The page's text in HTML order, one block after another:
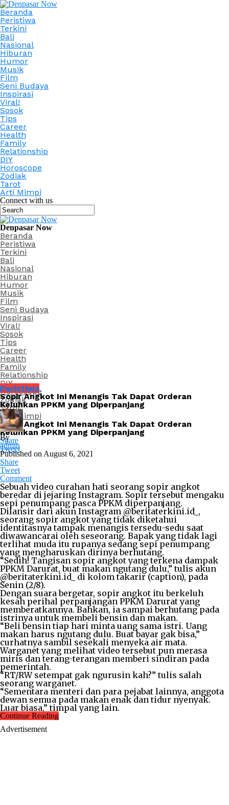
Beranda
Peristiwa
Terkini
Bali
Nasional
Hiburan
Humor
Musik
Film
Seni Budaya
Inspirasi
Viral!
Sosok
Tips
Career
Health
Family
Relationship
DIY
Horoscope
Zodiak
Tarot
Arti Mimpi
Connect with us
Denpasar Now
Beranda
Peristiwa
Terkini
Bali
Nasional
Hiburan
Humor
Musik
Film
Seni Budaya
Inspirasi
Viral!
Sosok
Tips
Career
Health
Family
Relationship
DIY
Horoscope
Zodiak
Tarot
Arti Mimpi
Sopir Angkot Ini Menangis Tak Dapat Orderan
Keluhkan PPKM yang Diperpanjang
Share
Tweet
Peristiwa
Sopir Angkot Ini Menangis Tak Dapat Orderan
Keluhkan PPKM yang Diperpanjang
By
admin
Published on August 6, 2021
Share
Tweet
Comment
Sebuah video curahan hati seorang sopir angkot
beredar di jejaring Instagram. Sopir tersebut mengaku
sepi penumpang pasca PPKM diperpanjang.
Dilansir dari akun Instagram @beritaterkini.id_,
seorang sopir angkot yang tidak diketahui
identitasnya tampak menangis tersedu-sedu saat
diwawancarai oleh seseorang. Bapak yang tidak lagi
terlihat muda itu rupanya sedang sepi penumpang
yang mengharuskan dirinya berhutang.
“Sedih! Tangisan sopir angkot yang terkena dampak
PPKM Darurat, buat makan ngutang dulu,” tulis akun
@beritaterkini.id_ di kolom takarir (caption), pada
Senin (2/8).
Dengan suara bergetar, sopir angkot itu berkeluh
kesah perihal perpanjangan PPKM Darurat yang
memberatkannya. Bahkan, ia sampai berhutang pada
istrinya untuk membeli bensin dan makan.
“Beli bensin tiap hari minta uang sama istri. Uang
makan harus ngutang dulu. Buat bayar gak bisa,”
curhatnya sambil sesekali menyeka air mata.
Warganet yang melihat video tersebut pun merasa
miris dan terang-terangan memberi sindiran pada
pemerintah.
“RT/RW setempat gak ngurusin kah?” tulis salah
seorang warganet.
“Sementara menteri dan para pejabat lainnya, anggota
dewan semua pada makan enak dan tidur nyenyak.
Luar biasa,” timpal yang lain.
Continue Reading
Advertisement